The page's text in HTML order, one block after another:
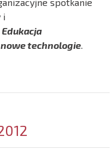
i
Edukacja
technologie.